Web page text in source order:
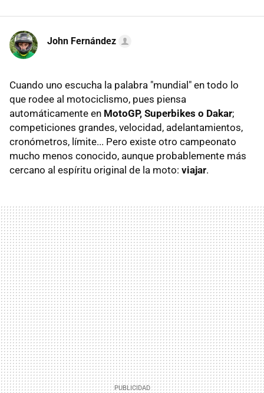
John Fernández
Cuando uno escucha la palabra "mundial" en todo lo
que rodee al motociclismo, pues piensa
automáticamente en MotoGP, Superbikes o Dakar;
competiciones grandes, velocidad, adelantamientos,
cronómetros, límite... Pero existe otro campeonato
mucho menos conocido, aunque probablemente más
cercano al espíritu original de la moto: viajar.